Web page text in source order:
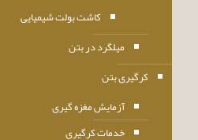
کاشت بولت شیمیایی
میلگرد در بتن
کرگیری بتن
آزمایش مغزه گیری
خدمات کرگیری